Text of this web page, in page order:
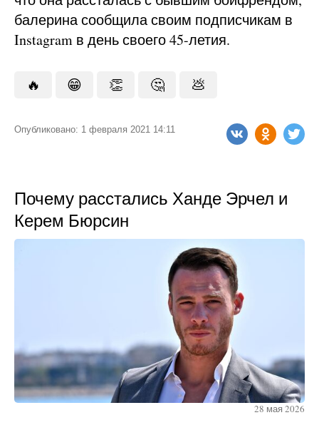
балерина сообщила своим подписчикам в
Instagram в день своего 45-летия.
🔥 😁 👏 🤔 💩
Опубликовано: 1 февраля 2021 14:11
Почему расстались Ханде Эрчел и
Керем Бюрсин
28 мая 2026